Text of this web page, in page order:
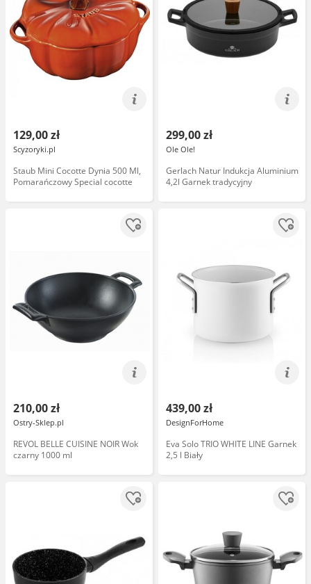
129,00 zł
Scyzoryki.pl
Staub Mini Cocotte Dynia 500 Ml,
Pomarańczowy Special cocotte
299,00 zł
Ole Ole!
Gerlach Natur Indukcja Aluminium
4,2l Garnek tradycyjny
210,00 zł
Ostry-Sklep.pl
REVOL BELLE CUISINE NOIR Wok
czarny 1000 ml
439,00 zł
DesignForHome
Eva Solo TRIO WHITE LINE Garnek
2,5 l Biały